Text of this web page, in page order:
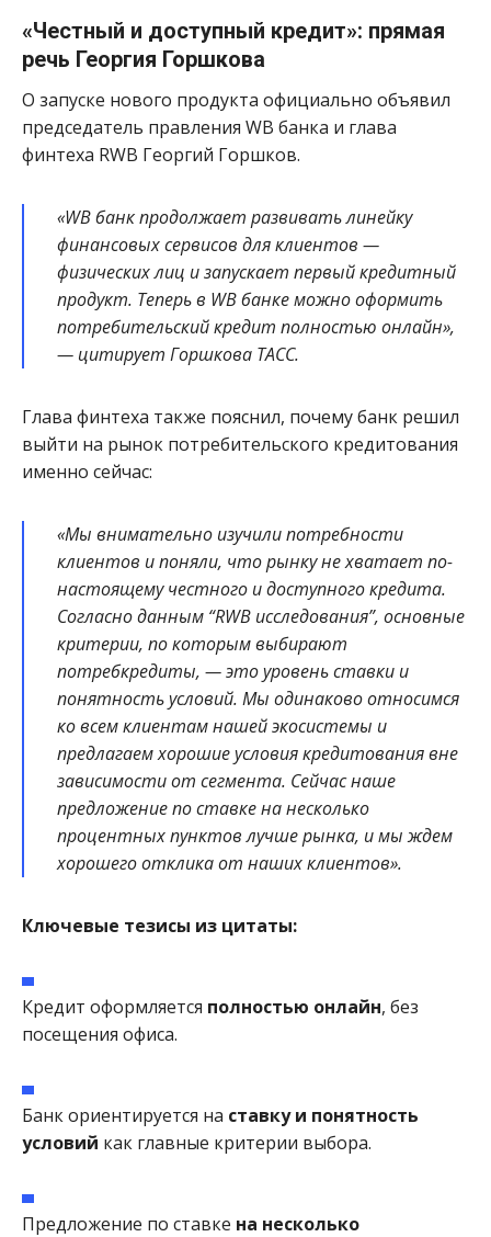
«Честный и доступный кредит»: прямая
речь Георгия Горшкова
О запуске нового продукта официально объявил
председатель правления WB банка и глава
финтеха RWB Георгий Горшков.
«WB банк продолжает развивать линейку
финансовых сервисов для клиентов —
физических лиц и запускает первый кредитный
продукт. Теперь в WB банке можно оформить
потребительский кредит полностью онлайн»,
— цитирует Горшкова ТАСС.
Глава финтеха также пояснил, почему банк решил
выйти на рынок потребительского кредитования
именно сейчас:
«Мы внимательно изучили потребности
клиентов и поняли, что рынку не хватает по-
настоящему честного и доступного кредита.
Согласно данным “RWB исследования”, основные
критерии, по которым выбирают
потребкредиты, — это уровень ставки и
понятность условий. Мы одинаково относимся
ко всем клиентам нашей экосистемы и
предлагаем хорошие условия кредитования вне
зависимости от сегмента. Сейчас наше
предложение по ставке на несколько
процентных пунктов лучше рынка, и мы ждем
хорошего отклика от наших клиентов».
Ключевые тезисы из цитаты:
Кредит оформляется полностью онлайн, без
посещения офиса.
Банк ориентируется на ставку и понятность
условий как главные критерии выбора.
Предложение по ставке на несколько